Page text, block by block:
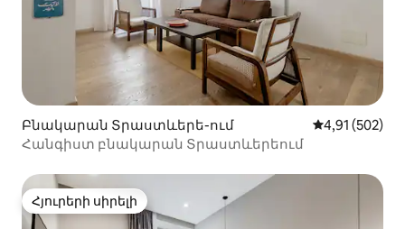
Բնակարան Տրաստևերե-ում Միջին
4,91 (502)
Հանգիստ բնակարան Տրաստևերեում
Հյուրերի սիրելի
Հյուրերի սիրելի